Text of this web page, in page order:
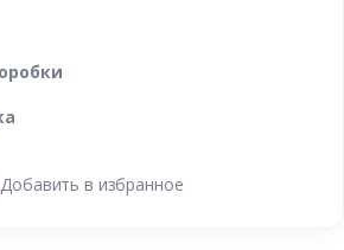
Добавить в избранное